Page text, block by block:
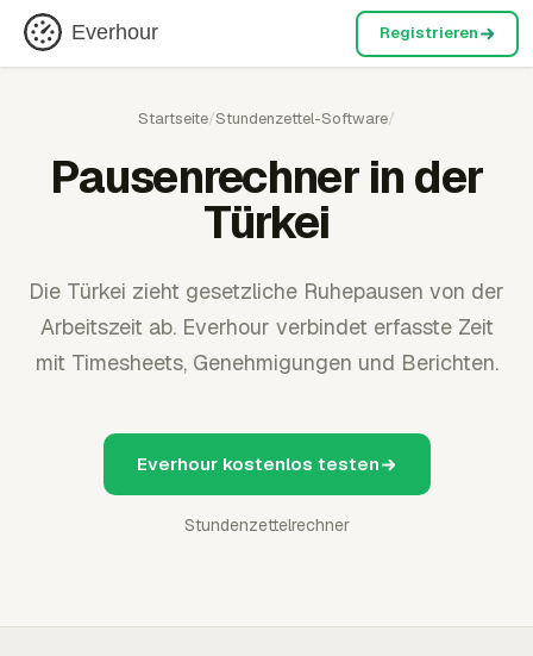
Everhour Registrieren
Startseite/Stundenzettel-Software/
Pausenrechner in der
Türkei
Die Türkei zieht gesetzliche Ruhepausen von der
Arbeitszeit ab. Everhour verbindet erfasste Zeit
mit Timesheets, Genehmigungen und Berichten.
Everhour kostenlos testen
Stundenzettelrechner